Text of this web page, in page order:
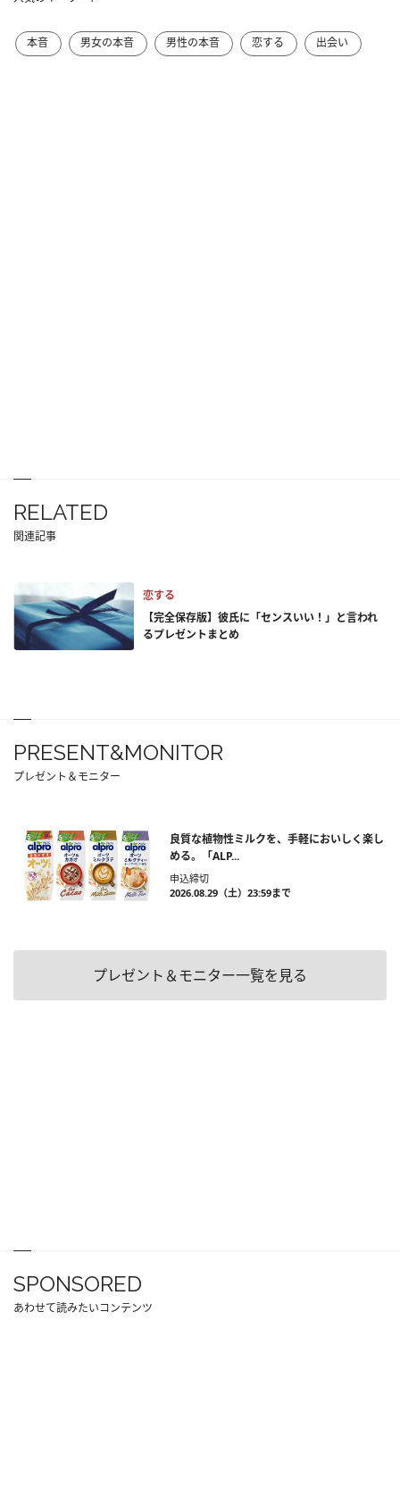
本音 男女の本音 男性の本音 恋する 出会い
RELATED
関連記事
恋する
【完全保存版】彼氏に「センスいい！」と言われ
るプレゼントまとめ
PRESENT&MONITOR
プレゼント＆モニター
良質な植物性ミルクを、手軽においしく楽し
める。「ALP...
申込締切
2026.08.29（土）23:59まで
プレゼント＆モニター一覧を見る
SPONSORED
あわせて読みたいコンテンツ